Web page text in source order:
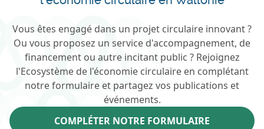
Vous êtes engagé dans un projet circulaire innovant ?
Ou vous proposez un service d'accompagnement, de
financement ou autre incitant public ? Rejoignez
l'Ecosystème de l'économie circulaire en complétant
notre formulaire et partagez vos publications et
événements.
COMPLÉTER NOTRE FORMULAIRE